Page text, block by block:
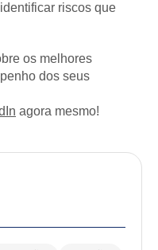
riscos que
os melhores
dos seus
agora mesmo!